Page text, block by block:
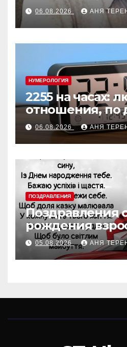
эпоху
06.08.2026 АНЯ
НУМЕРОЛОГИЯ
2255 на часах:
отношения, по
недели
06.08.2026 АНЯ
ПОЗДРАВЛЕНИЯ
Поздравления
рождения
крестнику
05.08.2026 АНЯ